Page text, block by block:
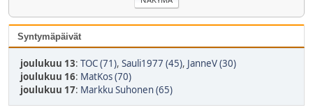
Syntymäpäivät
joulukuu 13: TOC (71), Sauli1977 (45), JanneV (30)
joulukuu 16: MatKos (70)
joulukuu 17: Markku Suhonen (65)